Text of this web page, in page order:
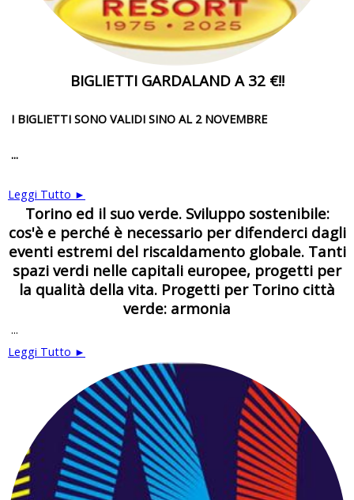
BIGLIETTI GARDALAND A 32 €!!
I BIGLIETTI SONO VALIDI SINO AL 2 NOVEMBRE
...
Leggi Tutto ►
Torino ed il suo verde. Sviluppo sostenibile:
cos'è e perché è necessario per difenderci dagli
eventi estremi del riscaldamento globale. Tanti
spazi verdi nelle capitali europee, progetti per
la qualità della vita. Progetti per Torino città
verde: armonia
...
Leggi Tutto ►